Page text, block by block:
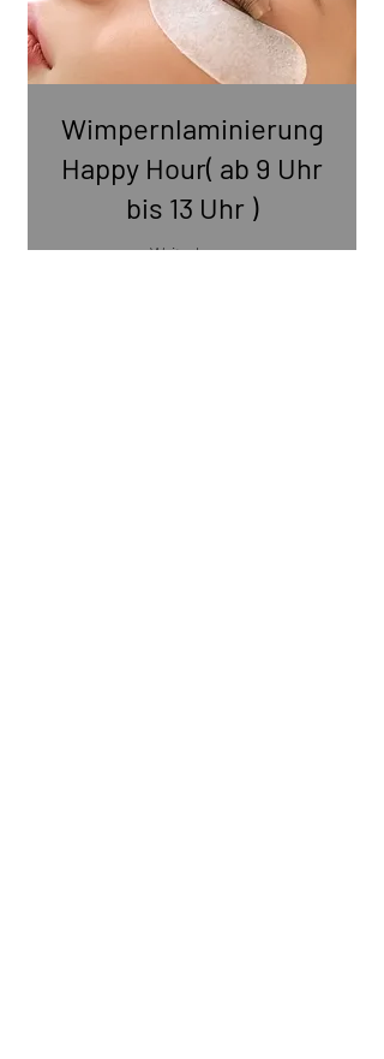
Wimpernlaminierung
Happy Hour( ab 9 Uhr
bis 13 Uhr )
Weiterlesen